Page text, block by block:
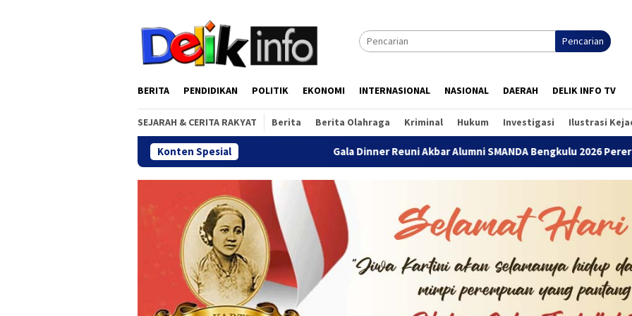
Pencarian
BERITA PENDIDIKAN POLITIK EKONOMI INTERNASIONAL NASIONAL DAERAH DELIK INFO TV
SEJARAH & CERITA RAKYAT Berita Berita Olahraga Kriminal Hukum Investigasi Ilustrasi
Konten Spesial Gala Dinner Reuni Akbar Alumni SMANDA Bengkulu 2026 Pererat